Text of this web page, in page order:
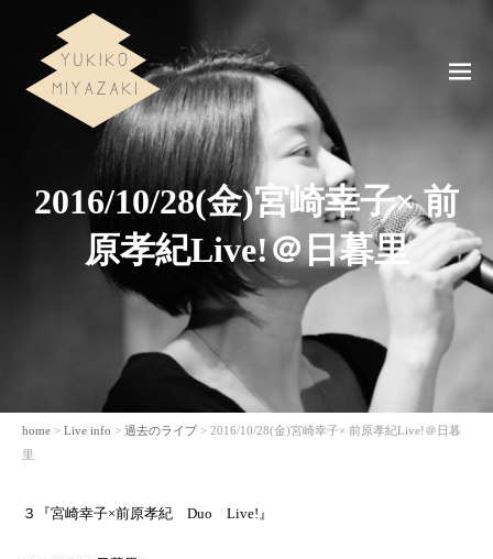
2016/10/28(金)宮崎幸子× 前
原孝紀Live!＠日暮里
home > Live info > 過去のライブ > 2016/10/28(金)宮崎幸子× 前原孝紀Live!＠日暮
里
３『宮崎幸子×前原孝紀 Duo Live!』